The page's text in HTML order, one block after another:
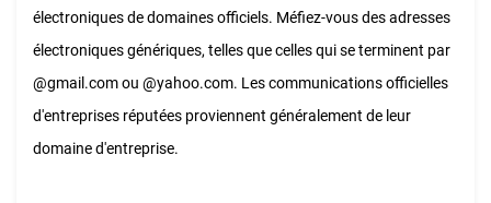
électroniques de domaines officiels. Méfiez-vous des adresses
électroniques génériques, telles que celles qui se terminent par
@gmail.com ou @yahoo.com. Les communications officielles
d'entreprises réputées proviennent généralement de leur
domaine d'entreprise.